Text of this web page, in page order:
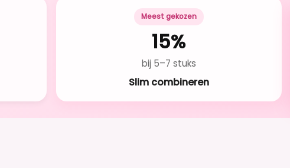
Meest gekozen
15%
bij 5–7 stuks
Slim combineren